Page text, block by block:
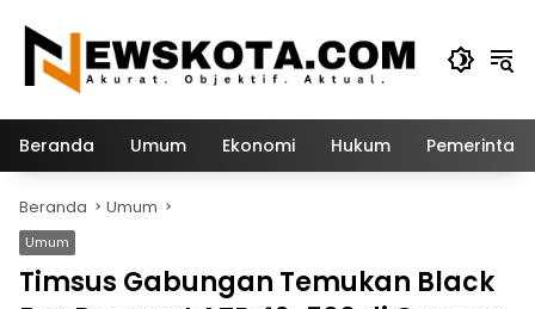
konten
Beranda Umum Ekonomi Hukum
Beranda Umum
Umum
Timsus Gabungan Temukan Black